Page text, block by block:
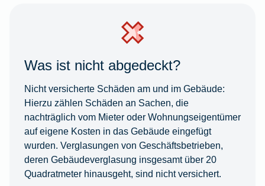
Was ist nicht abgedeckt?
Nicht versicherte Schäden am und im Gebäude:
Hierzu zählen Schäden an Sachen, die
nachträglich vom Mieter oder Wohnungseigentümer
auf eigene Kosten in das Gebäude eingefügt
wurden. Verglasungen von Geschäftsbetrieben,
deren Gebäudeverglasung insgesamt über 20
Quadratmeter hinausgeht, sind nicht versichert.